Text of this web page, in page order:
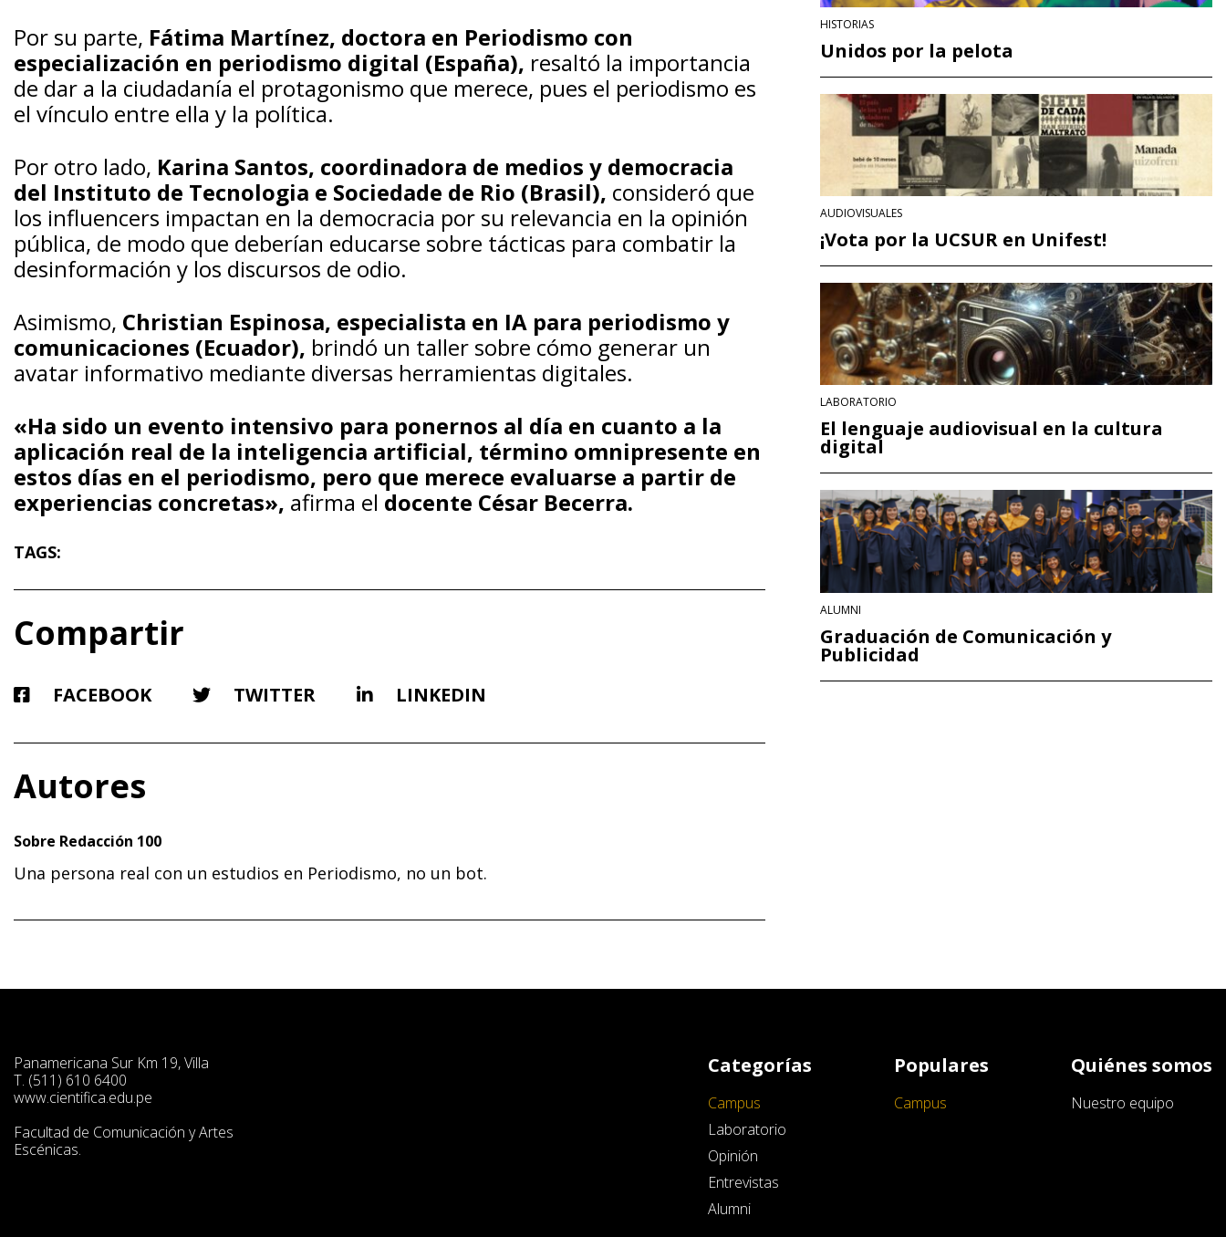
Por su parte, Fátima Martínez, doctora en Periodismo con
especialización en periodismo digital (España), resaltó la importancia
de dar a la ciudadanía el protagonismo que merece, pues el periodismo es
el vínculo entre ella y la política.
Por otro lado, Karina Santos, coordinadora de medios y democracia
del Instituto de Tecnologia e Sociedade de Rio (Brasil), consideró que
los influencers impactan en la democracia por su relevancia en la opinión
pública, de modo que deberían educarse sobre tácticas para combatir la
desinformación y los discursos de odio.
Asimismo, Christian Espinosa, especialista en IA para periodismo y
comunicaciones (Ecuador), brindó un taller sobre cómo generar un
avatar informativo mediante diversas herramientas digitales.
«Ha sido un evento intensivo para ponernos al día en cuanto a la
aplicación real de la inteligencia artificial, término omnipresente en
estos días en el periodismo, pero que merece evaluarse a partir de
experiencias concretas», afirma el docente César Becerra.
TAGS:
Compartir
FACEBOOK TWITTER LINKEDIN
Autores
Sobre Redacción 100
Una persona real con un estudios en Periodismo, no un bot.
HISTORIAS
Unidos por la pelota
AUDIOVISUALES
¡Vota por la UCSUR en Unifest!
LABORATORIO
El lenguaje audiovisual en la cultura
digital
ALUMNI
Graduación de Comunicación y
Publicidad
Panamericana Sur Km 19, Villa
T. (511) 610 6400
www.cientifica.edu.pe
Facultad de Comunicación y Artes
Escénicas.
Categorías
Campus
Laboratorio
Opinión
Entrevistas
Alumni
Populares
Campus
Quiénes somos
Nuestro equipo